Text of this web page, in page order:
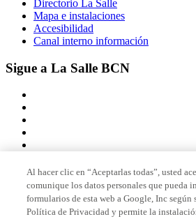
Directorio La Salle
Mapa e instalaciones
Accesibilidad
Canal interno información
Sigue a La Salle BCN
Miembro de
Al hacer clic en “Aceptarlas todas”, usted
comunique los datos personales que pueda
formularios de esta web a Google, Inc según
Política de Privacidad y permite la